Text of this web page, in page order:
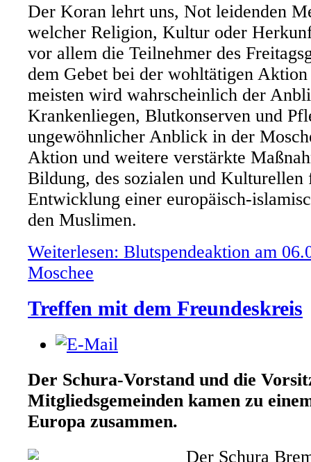
Der Koran lehrt uns, Not leidenden
welcher Religion, Kultur oder
vor allem die Teilnehmer des
dem Gebet bei der wohltätigen
meisten wird wahrscheinlich der
Krankenliegen, Blutkonserven und
ungewöhnlicher Anblick in der
Aktion und weitere verstärkte
Bildung, des sozialen und Kulturellen
Entwicklung einer europäisch-
den Muslimen.
Weiterlesen: Blutspendeaktion am
Moschee
Treffen mit dem Freundeskreis
Der Schura-Vorstand und die
Mitgliedsgemeinden kamen zu
Europa zusammen.
Der Schura